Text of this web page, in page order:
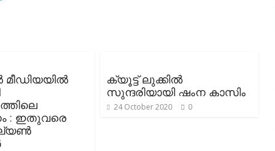
: ഇതുവരെ
ക്യൂട്ട് ലുക്കില്‍
സുന്ദരിയായി ഷംന കാസിം
24 October 2020 0